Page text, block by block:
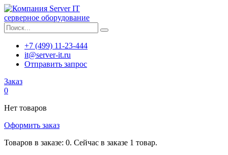
серверное оборудование
+7 (499) 11-23-444
it@server-it.ru
Отправить запрос
Заказ
0
Нет товаров
Оформить заказ
Товаров в заказе: 0. Сейчас в заказе 1 товар.